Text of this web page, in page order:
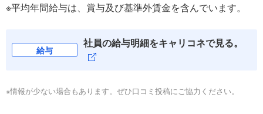
※平均年間給与は、賞与及び基準外賃金を含んでいます。
給与
社員の給与明細をキャリコネで見る。
※情報が少ない場合もあります。ぜひ口コミ投稿にご協力ください。